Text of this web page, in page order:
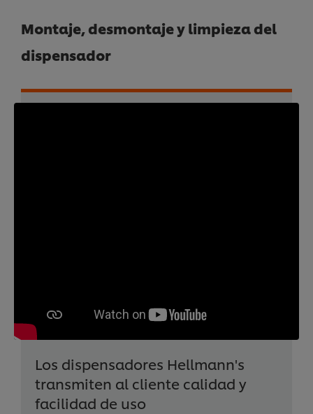
Montaje, desmontaje y limpieza del
dispensador
Los dispensadores Hellmann's
transmiten al cliente calidad y
facilidad de uso